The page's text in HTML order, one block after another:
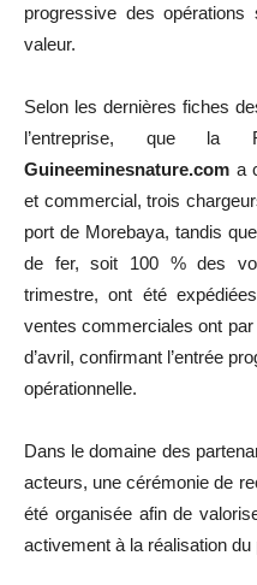
progressive des
valeur.
Selon les dernières fiches
l’entreprise, que la
Guineeminesnature.com a
et commercial, trois
port de Morebaya, tandis
de fer, soit 100 % des
trimestre, ont été
ventes commerciales ont
d’avril, confirmant l’entrée
opérationnelle.
Dans le domaine des
acteurs, une cérémonie de
été organisée afin de
activement à la réalisation du